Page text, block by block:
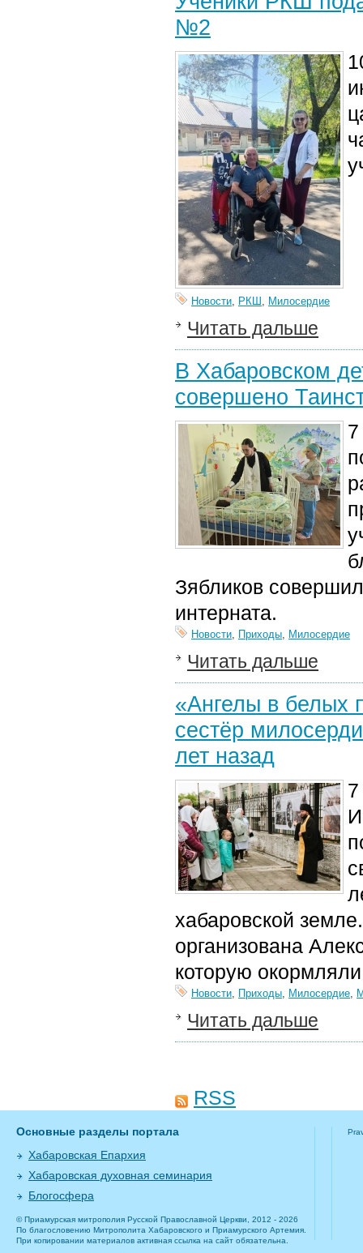
№2
Новости, РКШ , Милосердие
Читать дальше
В Хабаровском
совершено
Зябликов
интерната.
Новости, Приходы, Милосердие
Читать дальше
«Ангелы в белых
сестёр
лет назад
хабаровской
организована
которую
Новости, Приходы, Милосердие,
Читать дальше
RSS
Основные разделы портала
Хабаровская Епархия
Хабаровская духовная семинария
Блогосфера
© Приамурская митрополия Русской Православной Церкви, 2012 - 2026
По благословению Митрополита Хабаровского и Приамурского Артемия.
При копировании материалов активная ссылка на сайт обязательна.